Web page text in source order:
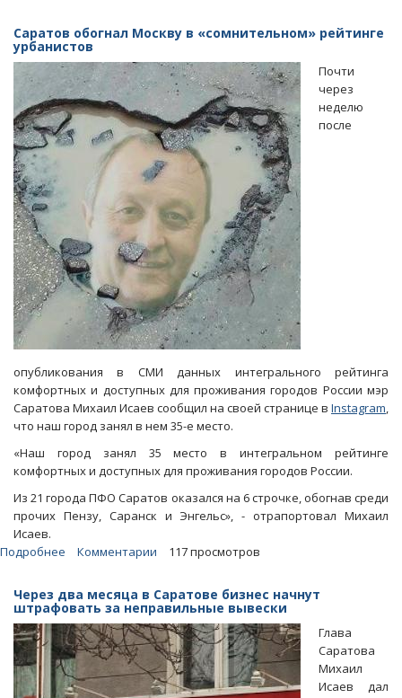
Саратова
Михаил
Исаев
расстается
с
частью
полномочий
Саратов обогнал Москву в «сомнительном» рейтинге
урбанистов
Почти
через
неделю
после
опубликования в СМИ данных интегрального рейтинга
комфортных и доступных для проживания городов России мэр
Саратова Михаил Исаев сообщил на своей странице в Instagram,
что наш город занял в нем 35-е место.
«Наш город занял 35 место в интегральном рейтинге
комфортных и доступных для проживания городов России.
Из 21 города ПФО Саратов оказался на 6 строчке, обогнав среди
прочих Пензу, Саранск и Энгельс», - отрапортовал Михаил
Исаев.
Подробнее
Москву
в
«сомнительном»
рейтинге
урбанистов
Комментарии 117 просмотров
Через два месяца в Саратове бизнес начнут
штрафовать за неправильные вывески
Глава
Саратова
Михаил
Исаев дал